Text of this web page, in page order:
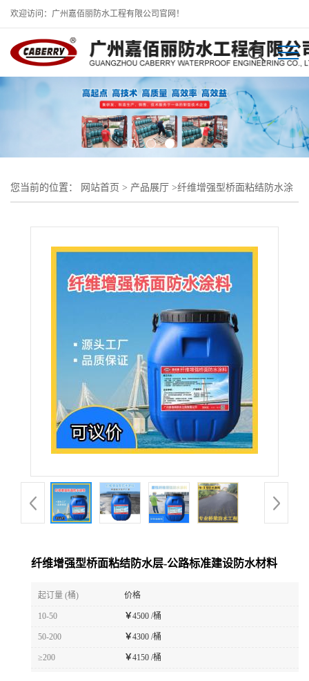
欢迎访问：广州嘉佰丽防水工程有限公司官网！
您当前的位置： 网站首页 > 产品展厅 >纤维增强型桥面粘结防水涂
纤维增强型桥面粘结防水层-公路标准建设防水材料
起订量 (桶) 价格
10-50 ￥4500 /桶
50-200 ￥4300 /桶
≥200 ￥4150 /桶